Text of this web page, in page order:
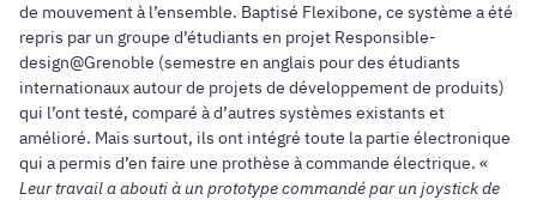
de mouvement à l’ensemble. Baptisé Flexibone, ce système a été
repris par un groupe d’étudiants en projet Responsible-
design@Grenoble (semestre en anglais pour des étudiants
internationaux autour de projets de développement de produits)
qui l’ont testé, comparé à d’autres systèmes existants et
amélioré. Mais surtout, ils ont intégré toute la partie électronique
qui a permis d’en faire une prothèse à commande électrique. «
Leur travail a abouti à un prototype commandé par un joystick de